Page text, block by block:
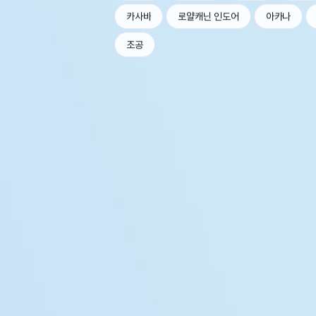
카사바 로얄캐닌 인도어 아카나
조공